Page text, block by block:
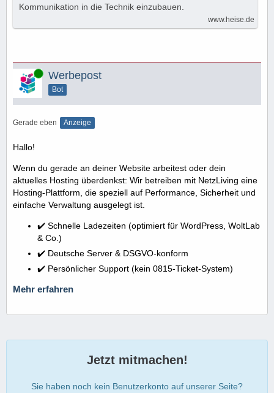
Kommunikation in die Technik einzubauen.
www.heise.de
Online Werbepost
Bot
Gerade eben Anzeige
Hallo!
Wenn du gerade an deiner Website arbeitest oder dein
aktuelles Hosting überdenkst: Wir betreiben mit NetzLiving eine
Hosting-Plattform, die speziell auf Performance, Sicherheit und
einfache Verwaltung ausgelegt ist.
✔️ Schnelle Ladezeiten (optimiert für WordPress, WoltLab
& Co.)
✔️ Deutsche Server & DSGVO-konform
✔️ Persönlicher Support (kein 0815-Ticket-System)
Mehr erfahren
Jetzt mitmachen!
Sie haben noch kein Benutzerkonto auf unserer Seite?